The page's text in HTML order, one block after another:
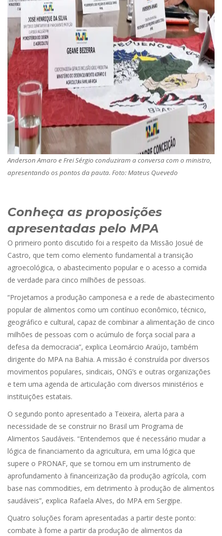
Anderson Amaro e Frei Sérgio conduziram a conversa com o ministro,
apresentando os pontos da pauta. Foto: Mateus Quevedo
Conheça as proposições
apresentadas pelo MPA
O primeiro ponto discutido foi a respeito da Missão Josué de
Castro, que tem como elemento fundamental a transição
agroecológica, o abastecimento popular e o acesso a comida
de verdade para cinco milhões de pessoas.
“Projetamos a produção camponesa e a rede de abastecimento
popular de alimentos como um contínuo econômico, técnico,
geográfico e cultural, capaz de combinar a alimentação de cinco
milhões de pessoas com o acúmulo de força social para a
defesa da democracia”, explica Leomárcio Araújo, também
dirigente do MPA na Bahia. A missão é construída por diversos
movimentos populares, sindicais, ONG’s e outras organizações
e tem uma agenda de articulação com diversos ministérios e
instituições estatais.
O segundo ponto apresentado a Teixeira, alerta para a
necessidade de se construir no Brasil um Programa de
Alimentos Saudáveis. “Entendemos que é necessário mudar a
lógica de financiamento da agricultura, em uma lógica que
supere o PRONAF, que se tornou em um instrumento de
aprofundamento à financeirização da produção agrícola, com
base nas commodities, em detrimento à produção de alimentos
saudáveis”, explica Rafaela Alves, do MPA em Sergipe.
Quatro soluções foram apresentadas a partir deste ponto:
combate à fome a partir da produção de alimentos da